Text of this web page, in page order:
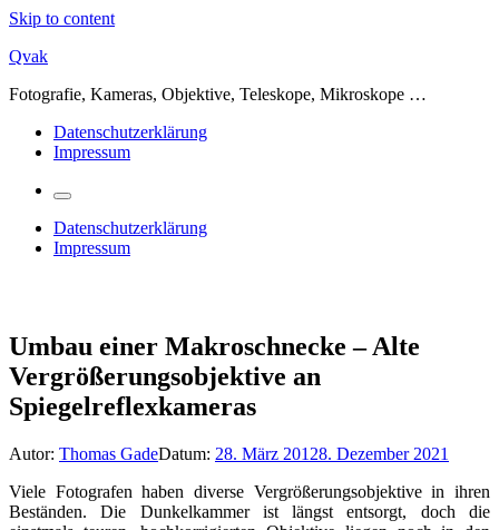
Skip to content
Qvak
Fotografie, Kameras, Objektive, Teleskope, Mikroskope …
Datenschutzerklärung
Impressum
Datenschutzerklärung
Impressum
Umbau einer Makroschnecke – Alte
Vergrößerungsobjektive an
Spiegelreflexkameras
Autor: Thomas GadeDatum: 28. März 20128. Dezember 2021
Viele Fotografen haben diverse Vergrößerungsobjektive in ihren
Beständen. Die Dunkelkammer ist längst entsorgt, doch die